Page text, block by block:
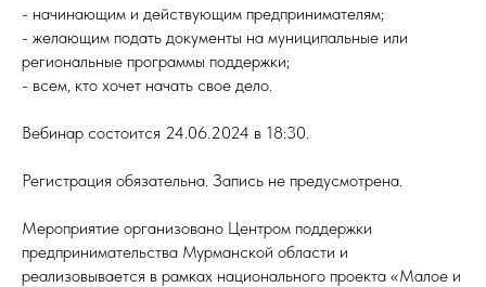
- начинающим и действующим предпринимателям;
- желающим подать документы на муниципальные или
региональные программы поддержки;
- всем, кто хочет начать свое дело.
Вебинар состоится 24.06.2024 в 18:30.
Регистрация обязательна. Запись не предусмотрена.
Мероприятие организовано Центром поддержки
предпринимательства Мурманской области и
реализовывается в рамках национального проекта «Малое и